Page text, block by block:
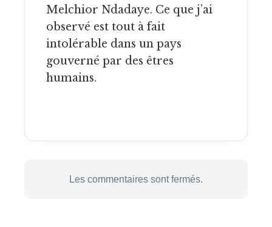
Melchior Ndadaye. Ce que j’ai
observé est tout à fait
intolérable dans un pays
gouverné par des êtres
humains.
Les commentaires sont fermés.